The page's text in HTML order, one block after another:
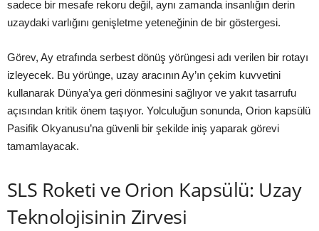
sadece bir mesafe rekoru değil, aynı zamanda insanlığın derin
uzaydaki varlığını genişletme yeteneğinin de bir göstergesi.
Görev, Ay etrafında serbest dönüş yörüngesi adı verilen bir rotayı
izleyecek. Bu yörünge, uzay aracının Ay’ın çekim kuvvetini
kullanarak Dünya’ya geri dönmesini sağlıyor ve yakıt tasarrufu
açısından kritik önem taşıyor. Yolculuğun sonunda, Orion kapsülü
Pasifik Okyanusu’na güvenli bir şekilde iniş yaparak görevi
tamamlayacak.
SLS Roketi ve Orion Kapsülü: Uzay
Teknolojisinin Zirvesi